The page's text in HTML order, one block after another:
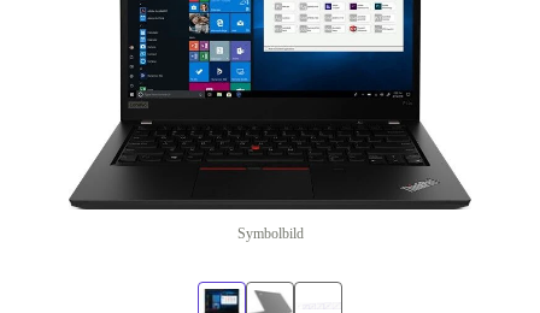
Symbolbild